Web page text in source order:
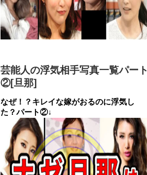
芸能人の浮気相手写真一覧パート
②[旦那]
なぜ！？キレイな嫁がおるのに浮気し
た？パート②↓